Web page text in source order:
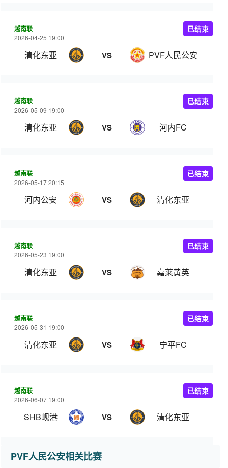
越南联
2026-04-25 19:00
清化东亚 VS PVF人民公安
已结束
越南联
2026-05-09 19:00
清化东亚 VS 河内FC
已结束
越南联
2026-05-17 20:15
河内公安 VS 清化东亚
已结束
越南联
2026-05-23 19:00
清化东亚 VS 嘉莱黄英
已结束
越南联
2026-05-31 19:00
清化东亚 VS 宁平FC
已结束
越南联
2026-06-07 19:00
SHB岘港 VS 清化东亚
已结束
PVF人民公安相关比赛